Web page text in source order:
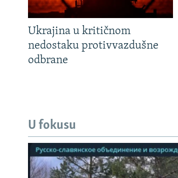
Ukrajina u kritičnom
nedostaku protivvazdušne
odbrane
U fokusu